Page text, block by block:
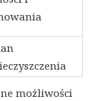
możliwości